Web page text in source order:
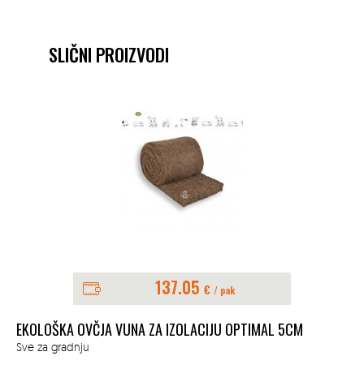
SLIČNI PROIZVODI
137.05 € / pak
EKOLOŠKA OVČJA VUNA ZA IZOLACIJU OPTIMAL 5CM
Sve za gradnju